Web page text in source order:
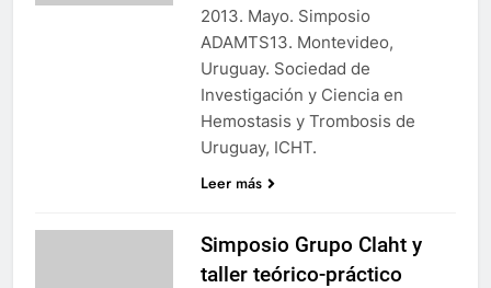
2013. Mayo. Simposio
ADAMTS13. Montevideo,
Uruguay. Sociedad de
Investigación y Ciencia en
Hemostasis y Trombosis de
Uruguay, ICHT.
Leer más
Simposio Grupo Claht y
taller teórico-práctico